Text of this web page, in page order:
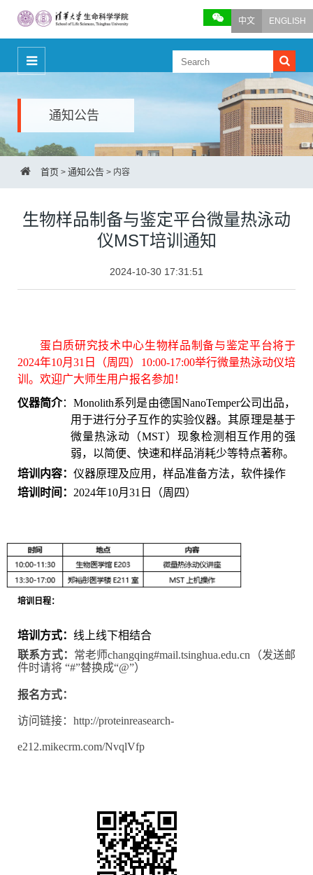
中文 ENGLISH
通知公告
首页 > 通知公告 > 内容
生物样品制备与鉴定平台微量热泳动
仪MST培训通知
2024-10-30 17:31:51
蛋白质研究技术中心生物样品制备与鉴定平台将于
2024年10月31日（周四）10:00-17:00举行微量热泳动仪培
训。欢迎广大师生用户报名参加！
仪器简介：Monolith系列是由德国NanoTemper公司出品，
用于进行分子互作的实验仪器。其原理是基于
微量热泳动（MST）现象检测相互作用的强
弱，以简便、快速和样品消耗少等特点著称。
培训内容： 仪器原理及应用，样品准备方法，软件操作
培训时间： 2024年10月31日（周四）
培训日程：
培训方式： 线上线下相结合
联系方式： 常老师changqing#mail.tsinghua.edu.cn（发送邮
件时请将 “#”替换成“@”）
报名方式：
访问链接： http://proteinreasearch-
e212.mikecrm.com/NvqlVfp